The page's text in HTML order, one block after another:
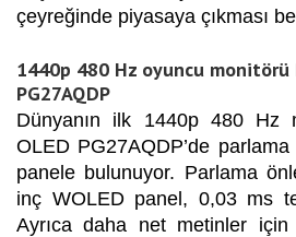
çeyreğinde piyasaya çıkması
1440p 480 Hz oyuncu monitörü
PG27AQDP
Dünyanın ilk 1440p 480 Hz
OLED PG27AQDP’de
panele bulunuyor. Parlama
inç WOLED panel, 0,03 ms
Ayrıca daha net metinler